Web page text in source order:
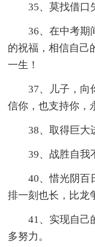
35、莫找借口失
36、在中考期间
的祝福，相信自己
一生！
37、儿子，向你
信你，也支持你，
38、取得巨大进
39、战胜自我不
40、惜光阴百日
排一刻也长，比龙
41、实现自己的
多努力。